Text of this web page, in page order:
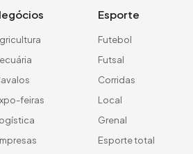
feiras
Esporte
Futebol
Futsal
Corridas
Local
Grenal
Esporte total